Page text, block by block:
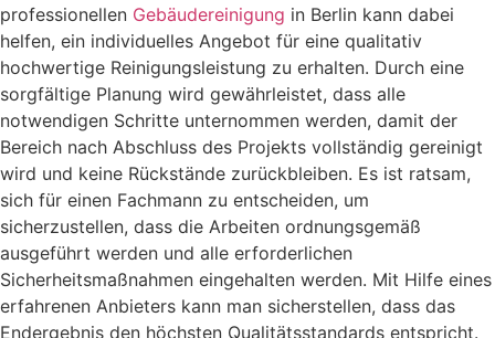
professionellen Gebäudereinigung in Berlin kann dabei
helfen, ein individuelles Angebot für eine qualitativ
hochwertige Reinigungsleistung zu erhalten. Durch eine
sorgfältige Planung wird gewährleistet, dass alle
notwendigen Schritte unternommen werden, damit der
Bereich nach Abschluss des Projekts vollständig gereinigt
wird und keine Rückstände zurückbleiben. Es ist ratsam,
sich für einen Fachmann zu entscheiden, um
sicherzustellen, dass die Arbeiten ordnungsgemäß
ausgeführt werden und alle erforderlichen
Sicherheitsmaßnahmen eingehalten werden. Mit Hilfe eines
erfahrenen Anbieters kann man sicherstellen, dass das
Endergebnis den höchsten Qualitätsstandards entspricht.